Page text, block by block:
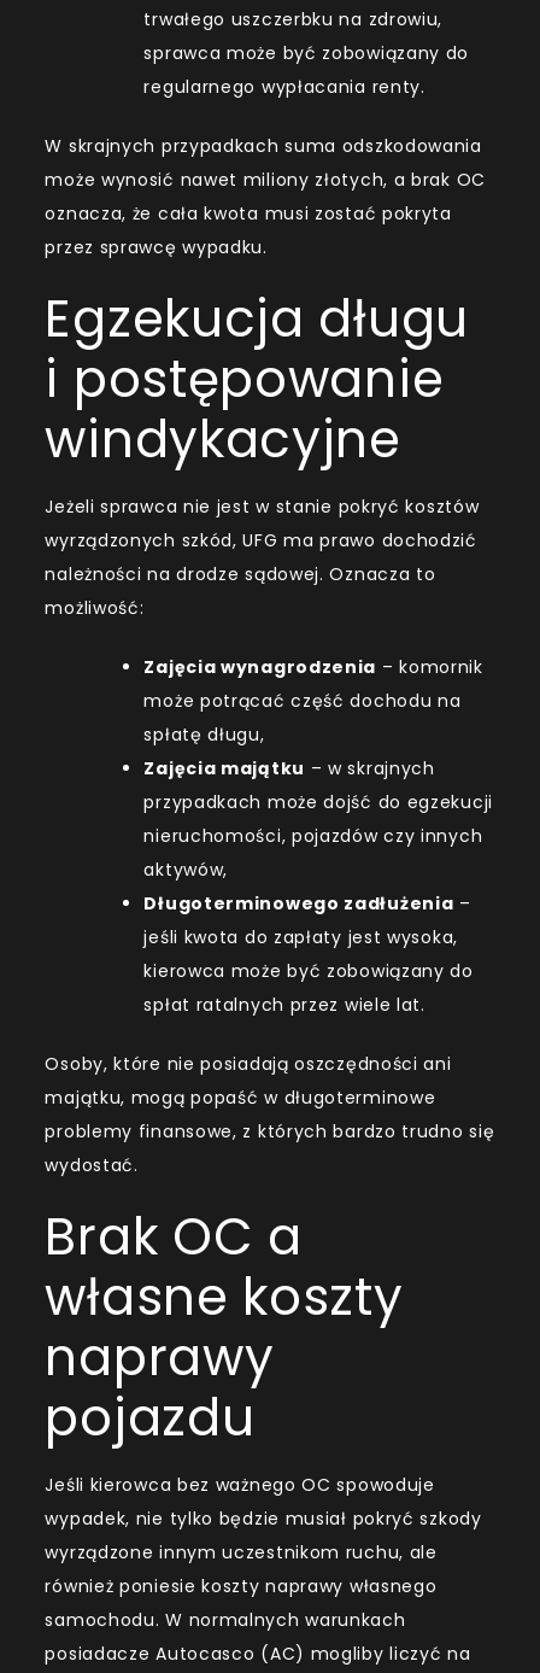
trwałego uszczerbku na zdrowiu,
sprawca może być zobowiązany do
regularnego wypłacania renty.
W skrajnych przypadkach suma odszkodowania
może wynosić nawet miliony złotych, a brak OC
oznacza, że cała kwota musi zostać pokryta
przez sprawcę wypadku.
Egzekucja długu
i postępowanie
windykacyjne
Jeżeli sprawca nie jest w stanie pokryć kosztów
wyrządzonych szkód, UFG ma prawo dochodzić
należności na drodze sądowej. Oznacza to
możliwość:
Zajęcia wynagrodzenia – komornik
może potrącać część dochodu na
spłatę długu,
Zajęcia majątku – w skrajnych
przypadkach może dojść do egzekucji
nieruchomości, pojazdów czy innych
aktywów,
Długoterminowego zadłużenia –
jeśli kwota do zapłaty jest wysoka,
kierowca może być zobowiązany do
spłat ratalnych przez wiele lat.
Osoby, które nie posiadają oszczędności ani
majątku, mogą popaść w długoterminowe
problemy finansowe, z których bardzo trudno się
wydostać.
Brak OC a
własne koszty
naprawy
pojazdu
Jeśli kierowca bez ważnego OC spowoduje
wypadek, nie tylko będzie musiał pokryć szkody
wyrządzone innym uczestnikom ruchu, ale
również poniesie koszty naprawy własnego
samochodu. W normalnych warunkach
posiadacze Autocasco (AC) mogliby liczyć na